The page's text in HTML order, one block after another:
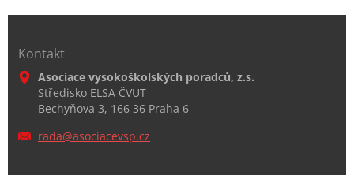
Kontakt
Asociace vysokoškolských poradců, z.s.
Středisko ELSA ČVUT
Bechyňova 3, 166 36 Praha 6
rada@asociacevsp.cz